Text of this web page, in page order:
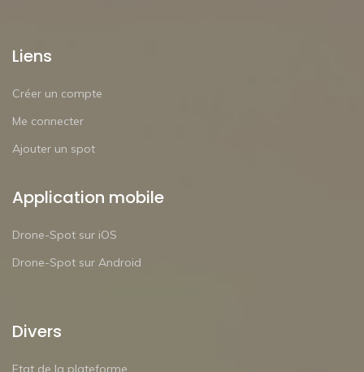
Liens
Créer un compte
Me connecter
Ajouter un spot
Application mobile
Drone-Spot sur iOS
Drone-Spot sur Android
Divers
Etat de la plateforme